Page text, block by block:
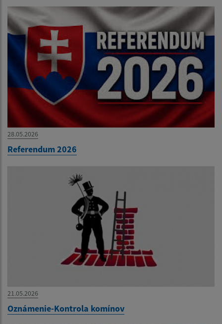
28.05.2026
Referendum 2026
21.05.2026
Oznámenie-Kontrola komínov